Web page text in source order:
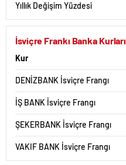
Yıllık Değişim Yüzdesi
İsviçre Frankı Banka Kurları
Kur
DENİZBANK İsviçre Frangı
İŞ BANK İsviçre Frangı
ŞEKERBANK İsviçre Frangı
VAKIF BANK İsviçre Frangı